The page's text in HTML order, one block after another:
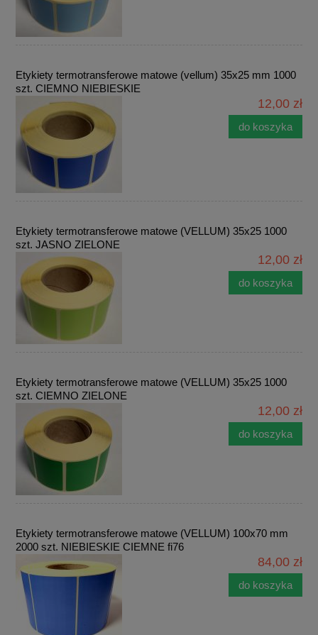
Etykiety termotransferowe matowe (vellum) 35x25 mm 1000
szt. CIEMNO NIEBIESKIE
12,00 zł
do koszyka
Etykiety termotransferowe matowe (VELLUM) 35x25 1000
szt. JASNO ZIELONE
12,00 zł
do koszyka
Etykiety termotransferowe matowe (VELLUM) 35x25 1000
szt. CIEMNO ZIELONE
12,00 zł
do koszyka
Etykiety termotransferowe matowe (VELLUM) 100x70 mm
2000 szt. NIEBIESKIE CIEMNE fi76
84,00 zł
do koszyka